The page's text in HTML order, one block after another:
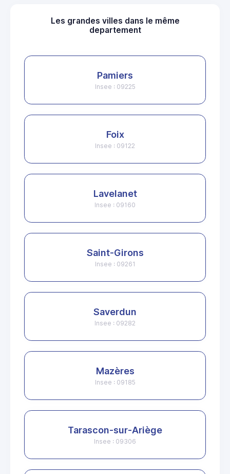
Les grandes villes dans le même
departement
Pamiers
Insee : 09225
Foix
Insee : 09122
Lavelanet
Insee : 09160
Saint-Girons
Insee : 09261
Saverdun
Insee : 09282
Mazères
Insee : 09185
Tarascon-sur-Ariège
Insee : 09306